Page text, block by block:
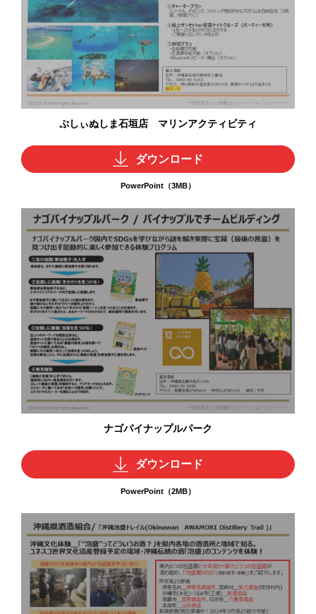
ぷしぃぬしま石垣店 マリンアクティビティ
ダウンロード
PowerPoint（3MB）
ナゴパイナップルパーク
ダウンロード
PowerPoint（2MB）